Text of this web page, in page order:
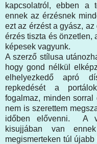
kapcsolatról, ebben a
ennek az érzésnek
ezt az érzést a gyász,
érzés tiszta és önzetlen,
képesek vagyunk.
A szerző stílusa
hogy gond nélkül
elhelyezkedő apró
repkedését a
fogalmaz, minden
nem is szerettem
időben elővenni. A
kisujjában van
megismerteken túl